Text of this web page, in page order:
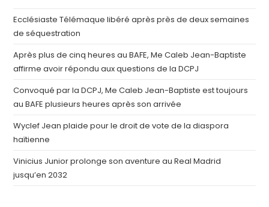
Ecclésiaste Télémaque libéré après près de deux semaines
de séquestration
Après plus de cinq heures au BAFE, Me Caleb Jean-Baptiste
affirme avoir répondu aux questions de la DCPJ
Convoqué par la DCPJ, Me Caleb Jean-Baptiste est toujours
au BAFE plusieurs heures après son arrivée
Wyclef Jean plaide pour le droit de vote de la diaspora
haïtienne
Vinicius Junior prolonge son aventure au Real Madrid
jusqu’en 2032